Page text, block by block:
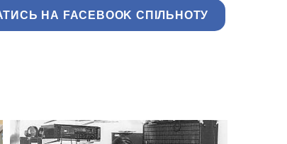
НА FACEBOOK СПІЛЬНОТУ